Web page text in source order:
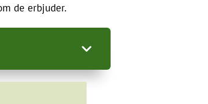
de erbjuder.